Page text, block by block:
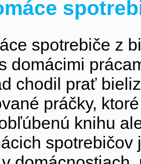
spotrebiče z
domácimi
chodil prať
práčky,
knihu